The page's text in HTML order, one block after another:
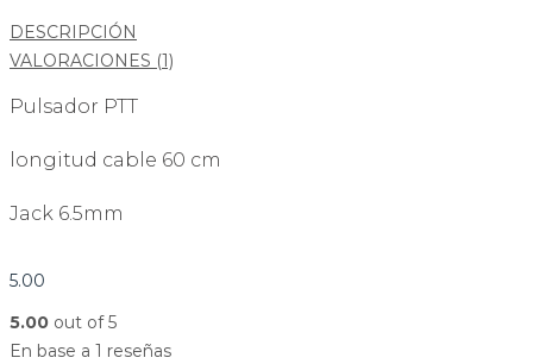
DESCRIPCIÓN
VALORACIONES (1)
Pulsador PTT
longitud cable 60 cm
Jack 6.5mm
5.00
5.00 out of 5
En base a 1 reseñas